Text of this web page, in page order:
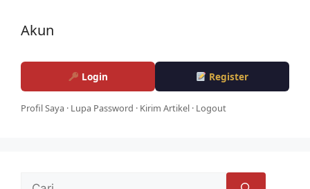
Akun
Login Register
Profil Saya · Lupa Password · Kirim Artikel · Logout